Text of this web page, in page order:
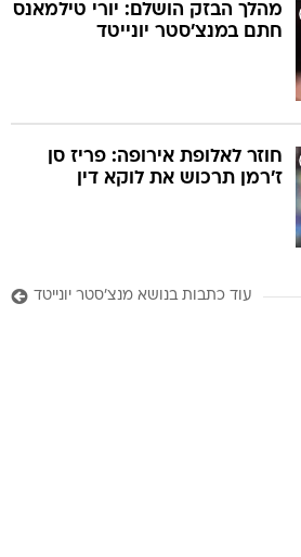
מהלך הבזק הושלם: יורי טילמאנס
חתם במנצ'סטר יונייטד
חוזר לאלופת אירופה: פריז סן
ז'רמן תרכוש את לוקא דין
עוד כתבות בנושא מנצ'סטר יונייטד